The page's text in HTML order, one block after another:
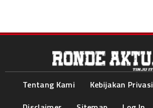
Tentang Kami
Kebijakan Privasi